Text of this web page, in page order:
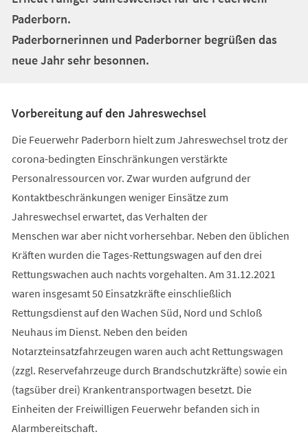
Paderborn.
Paderbornerinnen und Paderborner begrüßen das
neue Jahr sehr besonnen.
Vorbereitung auf den Jahreswechsel
Die Feuerwehr Paderborn hielt zum Jahreswechsel trotz der
corona-bedingten Einschränkungen verstärkte
Personalressourcen vor. Zwar wurden aufgrund der
Kontaktbeschränkungen weniger Einsätze zum
Jahreswechsel erwartet, das Verhalten der
Menschen war aber nicht vorhersehbar. Neben den üblichen
Kräften wurden die Tages-Rettungswagen auf den drei
Rettungswachen auch nachts vorgehalten. Am 31.12.2021
waren insgesamt 50 Einsatzkräfte einschließlich
Rettungsdienst auf den Wachen Süd, Nord und Schloß
Neuhaus im Dienst. Neben den beiden
Notarzteinsatzfahrzeugen waren auch acht Rettungswagen
(zzgl. Reservefahrzeuge durch Brandschutzkräfte) sowie ein
(tagsüber drei) Krankentransportwagen besetzt. Die
Einheiten der Freiwilligen Feuerwehr befanden sich in
Alarmbereitschaft.